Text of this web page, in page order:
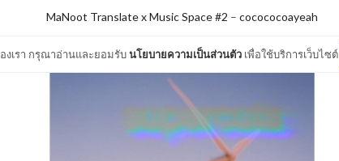
งเรา กรุณาอ่านและยอมรับนโยบายความเป็นส่วนตัว เพื่อใช้บริการเว็บไซต์
MaNoot Translate x Music Space #2 – cocococoayeah